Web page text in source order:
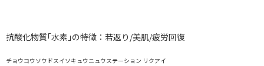
チョウコウソウドスイソキュウニュウステーション リクアイ
抗酸化物質｢水素｣の特徴：若返り/美肌/疲労回復